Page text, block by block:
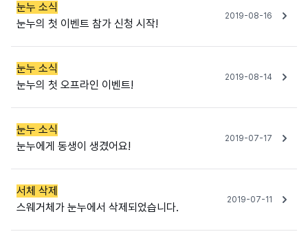
눈누 소식
눈누의 첫 이벤트 참가 신청 시작!
2019-08-16
눈누 소식
눈누의 첫 오프라인 이벤트!
2019-08-14
눈누 소식
눈누에게 동생이 생겼어요!
2019-07-17
서체 삭제
스웨거체가 눈누에서 삭제되었습니다.
2019-07-11